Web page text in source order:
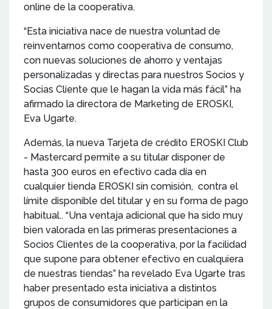
online de la cooperativa.
“Esta iniciativa nace de nuestra voluntad de
reinventarnos como cooperativa de consumo,
con nuevas soluciones de ahorro y ventajas
personalizadas y directas para nuestros Socios y
Socias Cliente que le hagan la vida más fácil” ha
afirmado la directora de Marketing de EROSKI,
Eva Ugarte.
Además, la nueva Tarjeta de crédito EROSKI Club
- Mastercard permite a su titular disponer de
hasta 300 euros en efectivo cada día en
cualquier tienda EROSKI sin comisión, contra el
límite disponible del titular y en su forma de pago
habitual.. “Una ventaja adicional que ha sido muy
bien valorada en las primeras presentaciones a
Socios Clientes de la cooperativa, por la facilidad
que supone para obtener efectivo en cualquiera
de nuestras tiendas” ha revelado Eva Ugarte tras
haber presentado esta iniciativa a distintos
grupos de consumidores que participan en la